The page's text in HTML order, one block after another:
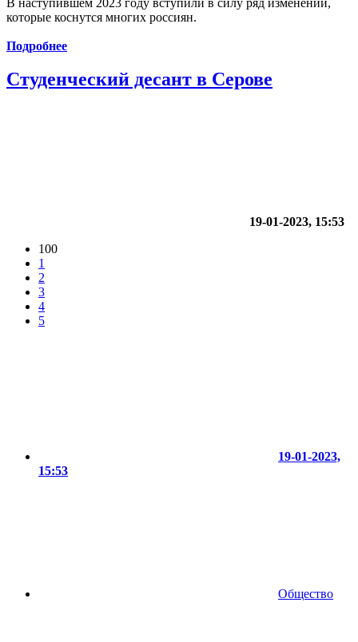
которые коснутся многих россиян.
Подробнее
Студенческий десант в Серове
19-01-2023, 15:53
100
1
2
3
4
5
19-01-2023,
15:53
Общество